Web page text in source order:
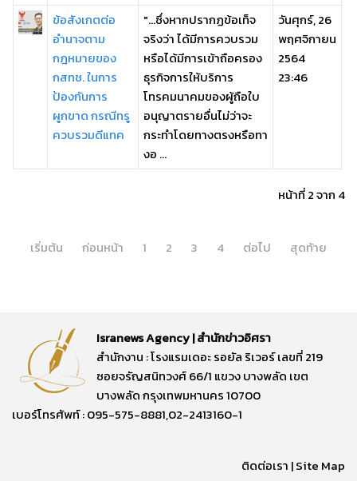
ข้อสังเกตต่อ
อำนาจตาม
กฎหมายของ
กสทช. ในการ
ป้องกันการ
ผูกขาด กรณีทรู
ควบรวมดีแทค
"...ซึ่งหากปรากฏข้อเท็จ
จริงว่า ได้มีการควบรวม
หรือได้มีการเข้าถือครอง
ธุรกิจการให้บริการ
โทรคมนาคมของผู้ถือใบ
อนุญาตรายอื่นไม่ว่าจะ
กระทำโดยทางตรงหรือทา
งอ ...
วันศุกร์, 26
พฤศจิกายน
2564
23:46
หน้าที่ 2 จาก 4
เริ่มต้น ก่อนหน้า 1 2 3 4 ต่อไป สุดท้าย
Isranews Agency | สำนักข่าวอิศรา
สำนักงาน : โรงแรมเดอะ รอยัล ริเวอร์ เลขที่ 219
ซอยจรัญสนิทวงศ์ 66/1 แขวง บางพลัด เขต
บางพลัด กรุงเทพมหานคร 10700
เบอร์โทรศัพท์ : 095-575-8881,02-2413160-1
ติดต่อเรา |Site Map